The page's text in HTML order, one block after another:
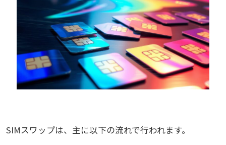
SIMスワップは、主に以下の流れで行われます。